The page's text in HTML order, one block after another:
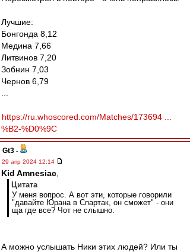
Лучшие:
Бонгонда 8,12
Медина 7,66
Литвинов 7,20
Зобнин 7,03
Чернов 6,79
https://ru.whoscored.com/Matches/173694 ...
%B2-%D0%9C
Gt3 -
29 апр 2024 12:14
Kid Amnesiac
Цитата
У меня вопрос. А вот эти, которые говорили
"давайте Юрана в Спартак, он сможет" - они
ща где все? Чот не слышно.
А можно услышать Ники этих людей? Или ты